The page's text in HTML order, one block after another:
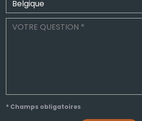
* Champs obligatoires